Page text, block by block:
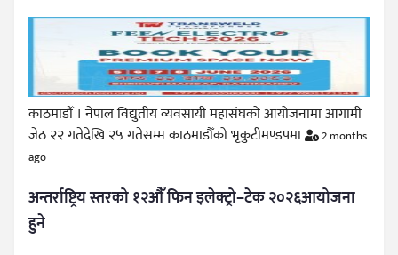
काठमाडौँ । नेपाल विद्युतीय व्यवसायी महासंघको आयोजनामा आगामी
जेठ २२ गतेदेखि २५ गतेसम्म काठमाडौँको भृकुटीमण्डपमा
2 months
ago
अन्तर्राष्ट्रिय स्तरको १२औँ फिन इलेक्ट्रो–टेक २०२६आयोजना
हुने